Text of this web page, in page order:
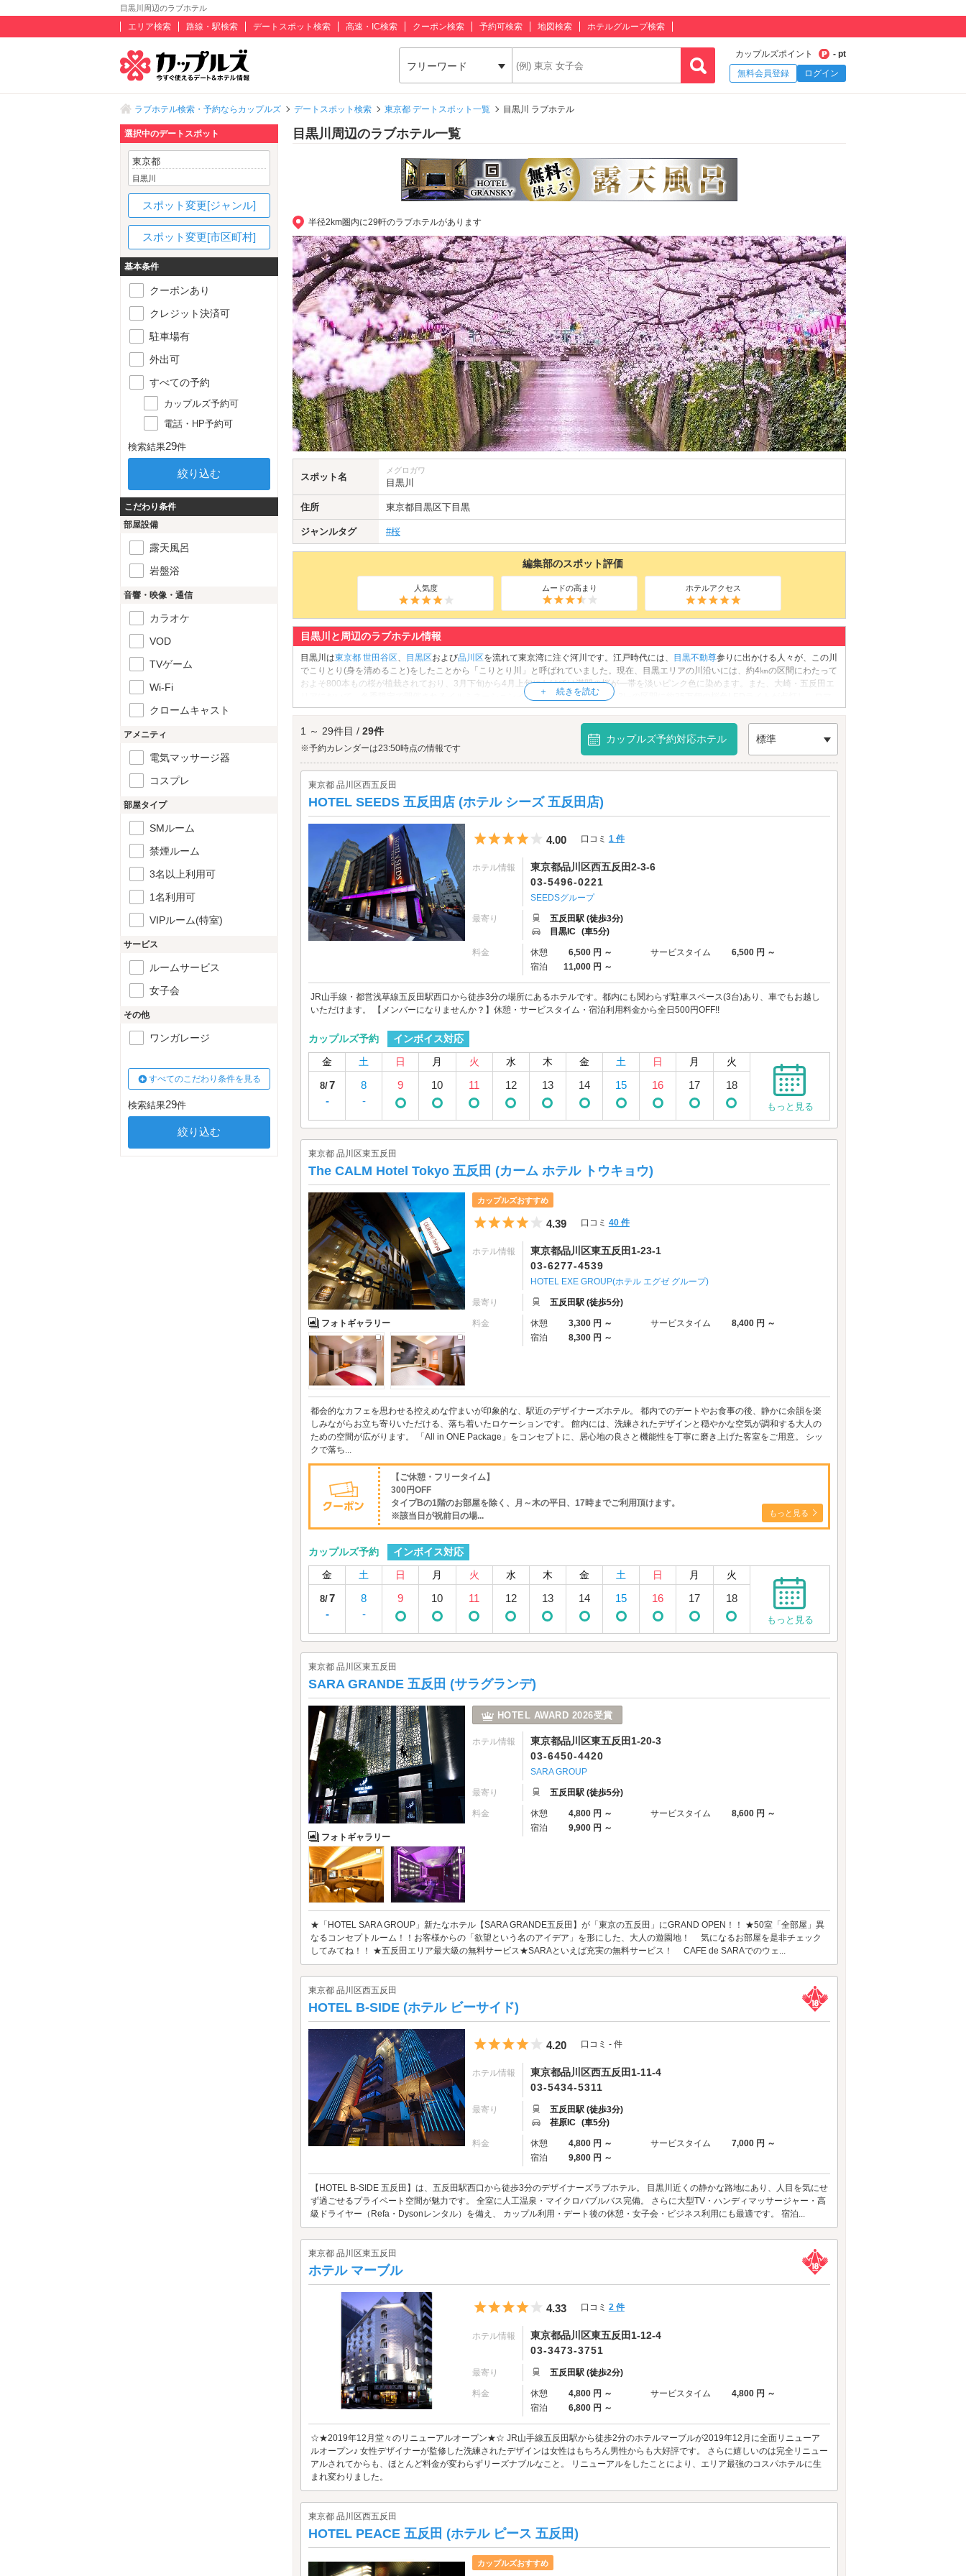
目黒川周辺のラブホテル
エリア検索 路線・駅検索 デートスポット検索 高速・IC検索 クーポン検索 予約可検索 地図検索 ホテルグループ検索
フリーワード
カップルズポイント
- pt
無料会員登録
ログイン
ラブホテル検索・予約ならカップルズ デートスポット検索 東京都 デートスポット一覧 目黒川 ラブホテル
目黒川周辺のラブホテル一覧
半径2km圏内に29軒のラブホテルがあります
スポット名
メグロガワ
目黒川
住所 東京都目黒区下目黒
ジャンルタグ #桜
編集部のスポット評価
人気度 ムードの高まり ホテルアクセス
目黒川と周辺のラブホテル情報
目黒川は東京都 世田谷区、 目黒区および品川区を流れて東京湾に注ぐ河川です。江戸時代には、 目黒不動尊参りに出かける人々が、この川
でこりとり(身を清めること)をしたことから「こりとり川」と呼ばれていました。現在、目黒エリアの川沿いには、約4㎞の区間にわたって
およそ800本もの桜が植栽されており、3月下旬から4月上旬にかけては満開の桜が一帯を淡いピンク色に染めます。また、大崎・五反田エ
リアにおいて、冬季限定で開催されるイルミネーションイベントも人気。両岸約2.2㎞の区間に約35万個の桜色LEDライトが点灯し、ロマ
ンチックなムードを演出します。目黒川の川沿いで、おしゃれな散策デートを満喫しましょう。
1 ～ 29件目 / 29件
※予約カレンダーは23:50時点の情報です
カップルズ予約対応ホテル 標準
東京都 品川区西五反田
HOTEL SEEDS 五反田店 (ホテル シーズ 五反田店)
5つ星のうち4
4.00 口コミ 1 件
ホテル情報
東京都品川区西五反田2-3-6
03-5496-0221
SEEDSグループ
最寄り
五反田駅 (徒歩3分)
目黒IC (車5分)
料金 休憩 6,500 円 ～ サービスタイム
6,500 円 ～
宿泊
11,000 円 ～
JR山手線・都営浅草線五反田駅西口から徒歩3分の場所にあるホテルです。都内にも関わらず駐車スペース(3台)あり、車でもお越し
いただけます。 【メンバーになりませんか？】休憩・サービスタイム・宿泊利用料金から全日500円OFF!!
カップルズ予約
インボイス対応
金
土 日 月 火 水 木 金 土 日 月 火
8/7
-
8
-
9 10 11 12 13 14 15 16 17 18
もっと見る
東京都 品川区東五反田
The CALM Hotel Tokyo 五反田 (カーム ホテル トウキョウ)
フォトギャラリー
カップルズおすすめ
5つ星のうち4
4.39 口コミ 40 件
ホテル情報
東京都品川区東五反田1-23-1
03-6277-4539
HOTEL EXE GROUP(ホテル エグゼ グループ)
最寄り 五反田駅 (徒歩5分)
料金 休憩 3,300 円 ～ サービスタイム
8,400 円 ～
宿泊
8,300 円 ～
都会的なカフェを思わせる控えめな佇まいが印象的な、駅近のデザイナーズホテル。 都内でのデートやお食事の後、静かに余韻を楽
しみながらお立ち寄りいただける、落ち着いたロケーションです。 館内には、洗練されたデザインと穏やかな空気が調和する大人の
ための空間が広がります。 「All in ONE Package」をコンセプトに、居心地の良さと機能性を丁寧に磨き上げた客室をご用意。 シッ
クで落ち...
【ご休憩・フリータイム】
300円OFF
タイプBの1階のお部屋を除く、月～木の平日、17時までご利用頂けます。
※該当日が祝前日の場...
もっと見る
カップルズ予約
インボイス対応
金
土 日 月 火 水 木 金 土 日 月 火
8/7
-
8
-
9 10 11 12 13 14 15 16 17 18
もっと見る
東京都 品川区東五反田
SARA GRANDE 五反田 (サラグランデ)
フォトギャラリー
HOTEL AWARD 2026受賞
ホテル情報
東京都品川区東五反田1-20-3
03-6450-4420
SARA GROUP
最寄り 五反田駅 (徒歩5分)
料金 休憩 4,800 円 ～ サービスタイム
8,600 円 ～
宿泊
9,900 円 ～
★「HOTEL SARA GROUP」新たなホテル【SARA GRANDE五反田】が「東京の五反田」にGRAND OPEN！！ ★50室「全部屋」異
なるコンセプトルーム！！お客様からの「欲望という名のアイデア」を形にした、大人の遊園地！ 気になるお部屋を是非チェック
してみてね！！ ★五反田エリア最大級の無料サービス★SARAといえば充実の無料サービス！ CAFE de SARAでのウェ...
東京都 品川区西五反田
HOTEL B-SIDE (ホテル ビーサイド)
5つ星のうち4
4.20 口コミ - 件
ホテル情報
東京都品川区西五反田1-11-4
03-5434-5311
最寄り
五反田駅 (徒歩3分)
荏原IC (車5分)
料金 休憩 4,800 円 ～ サービスタイム
7,000 円 ～
宿泊
9,800 円 ～
【HOTEL B-SIDE 五反田】は、五反田駅西口から徒歩3分のデザイナーズラブホテル。 目黒川近くの静かな路地にあり、人目を気にせ
ず過ごせるプライベート空間が魅力です。 全室に人工温泉・マイクロバブルバス完備。 さらに大型TV・ハンディマッサージャー・高
級ドライヤー（Refa・Dysonレンタル）を備え、 カップル利用・デート後の休憩・女子会・ビジネス利用にも最適です。 宿泊...
東京都 品川区東五反田
ホテル マーブル
5つ星のうち4
4.33 口コミ 2 件
ホテル情報
東京都品川区東五反田1-12-4
03-3473-3751
最寄り 五反田駅 (徒歩2分)
料金 休憩 4,800 円 ～ サービスタイム
4,800 円 ～
宿泊
6,800 円 ～
☆★2019年12月堂々のリニューアルオープン★☆ JR山手線五反田駅から徒歩2分のホテルマーブルが2019年12月に全面リニューア
ルオープン♪ 女性デザイナーが監修した洗練されたデザインは女性はもちろん男性からも大好評です。 さらに嬉しいのは完全リニュー
アルされてからも、ほとんど料金が変わらずリーズナブルなこと。 リニューアルをしたことにより、エリア最強のコスパホテルに生
まれ変わりました。
東京都 品川区西五反田
HOTEL PEACE 五反田 (ホテル ピース 五反田)
カップルズおすすめ
選択中のデートスポット
東京都
目黒川
スポット変更[ジャンル]
スポット変更[市区町村]
基本条件
クーポンあり
クレジット決済可
駐車場有
外出可
すべての予約
カップルズ予約可
電話・HP予約可
検索結果29件
こだわり条件
部屋設備
露天風呂
岩盤浴
音響・映像・通信
カラオケ
VOD
TVゲーム
Wi-Fi
クロームキャスト
アメニティ
電気マッサージ器
コスプレ
部屋タイプ
SMルーム
禁煙ルーム
3名以上利用可
1名利用可
VIPルーム(特室)
サービス
ルームサービス
女子会
その他
ワンガレージ
すべてのこだわり条件を見る
検索結果29件